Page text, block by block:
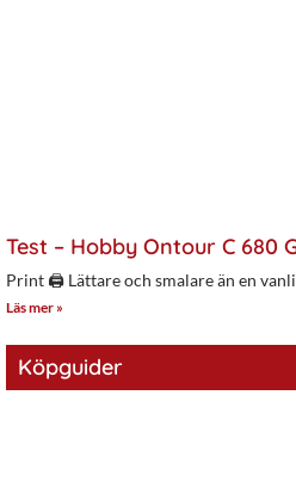
Test – Hobby Ontour C 680
Print 🖨 Lättare och smalare än en
Läs mer »
Köpguider